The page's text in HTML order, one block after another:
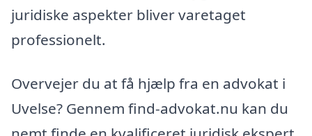
juridiske aspekter bliver varetaget
professionelt.
Overvejer du at få hjælp fra en advokat i
Uvelse? Gennem find-advokat.nu kan du